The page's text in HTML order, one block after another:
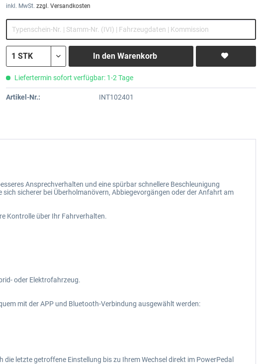
inkl. MwSt. zzgl. Versandkosten
In den Warenkorb
Liefertermin sofort verfügbar: 1-2 Tage
Artikel-Nr.: INT102401
Ansprechverhalten und eine spürbar schnellere Beschleunigung
sicherer bei Überholmanövern, Abbiegevorgängen oder der Anfahrt am
Kontrolle über Ihr Fahrverhalten.
oder Elektrofahrzeug.
mit der APP und Bluetooth-Verbindung ausgewählt werden:
letzte getroffene Einstellung bis zu Ihrem Wechsel direkt im PowerPedal